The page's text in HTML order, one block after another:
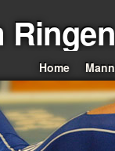
Ringen
Home